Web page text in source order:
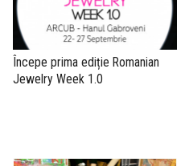
Începe prima ediție Romanian
Jewelry Week 1.0